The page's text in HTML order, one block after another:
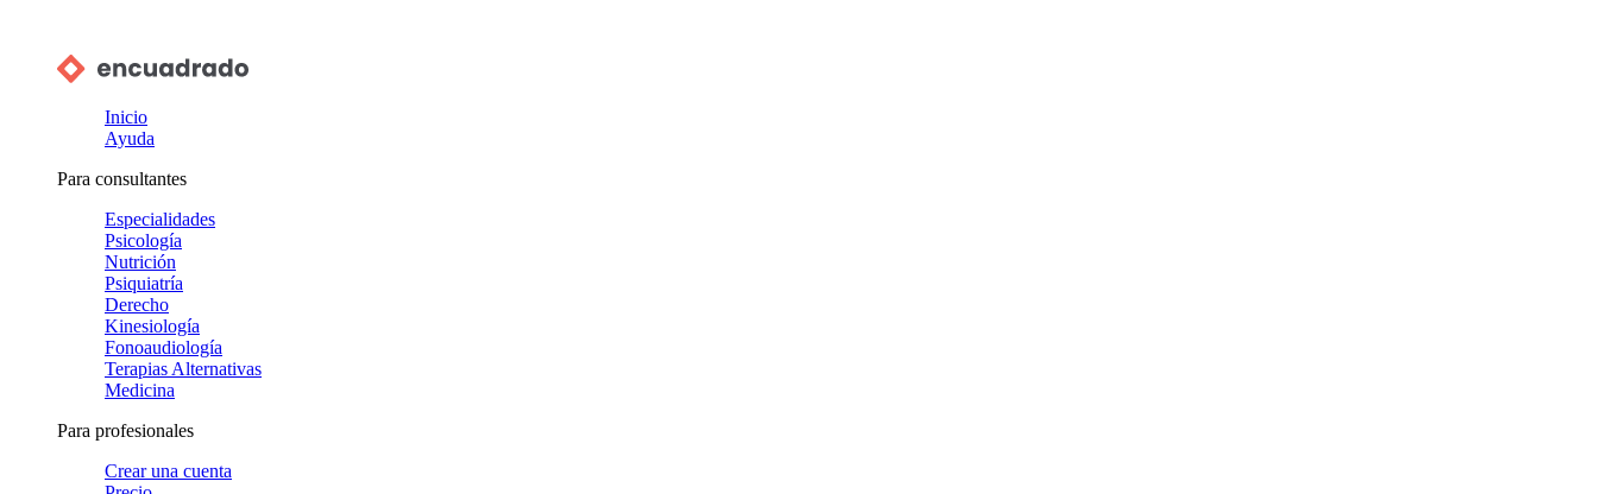
Inicio
Ayuda
Para consultantes
Especialidades
Psicología
Nutrición
Psiquiatría
Derecho
Kinesiología
Fonoaudiología
Terapias Alternativas
Medicina
Para profesionales
Crear una cuenta